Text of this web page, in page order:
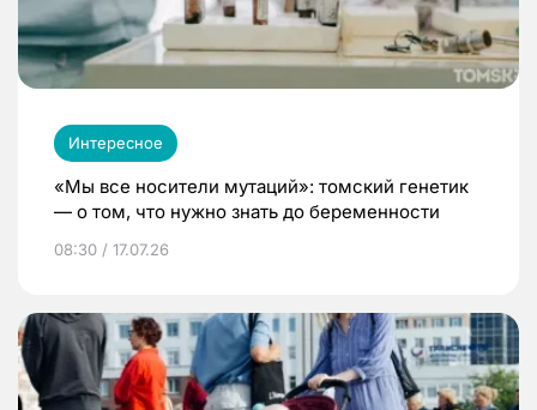
Интересное
«Мы все носители мутаций»: томский генетик
— о том, что нужно знать до беременности
08:30 / 17.07.26